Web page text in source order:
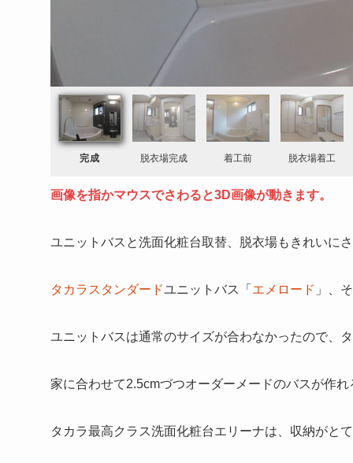
完成 脱衣場完成 着工前 脱衣場着工
画像を指かマウスでさわると3D画像が動きます。
ユニットバスと洗面化粧台取替、脱衣場もきれいに
タカラスタンダードユニットバス「 エメロード 」、
ユニットバスは通常のサイズが合わなかったので、
家に合わせて2.5cmづつオーダーメードのバスが作
タカラ最高クラス洗面化粧台エリーナは、収納がと